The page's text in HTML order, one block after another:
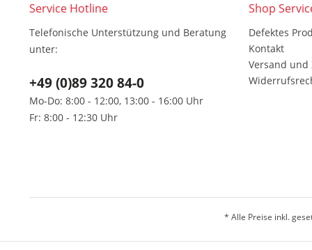
Service Hotline
Telefonische Unterstützung und Beratung
unter:
+49 (0)89 320 84-0
Mo-Do: 8:00 - 12:00, 13:00 - 16:00 Uhr
Fr: 8:00 - 12:30 Uhr
Shop
Defektes
Kontakt
Versand
* Alle Preise inkl.